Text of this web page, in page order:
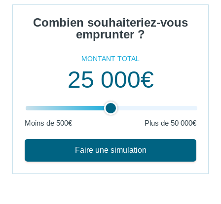
Combien souhaiteriez-vous
emprunter ?
MONTANT TOTAL
25 000€
Moins de 500€ Plus de 50 000€
Faire une simulation